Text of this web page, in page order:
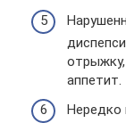
аппетит.
Нередко